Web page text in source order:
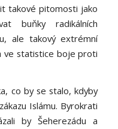
takové pitomosti jako
buňky radikálních
ale takový extrémní
ve statistice boje proti
co by se stalo, kdyby
Islámu. Byrokrati
by Šeherezádu a